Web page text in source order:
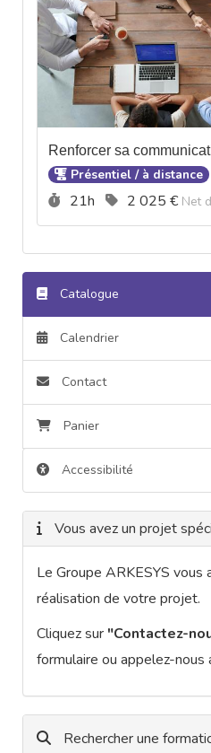
Renforcer sa
Présentiel / à distance
Durée :
21h Prix :
2 025 € Net
Catalogue
Calendrier
Contact
Panier
Accessibilité
Vous avez un projet
Le Groupe ARKESYS vous
réalisation de votre projet.
Cliquez sur "Contactez-
formulaire ou appelez-nous
Rechercher une